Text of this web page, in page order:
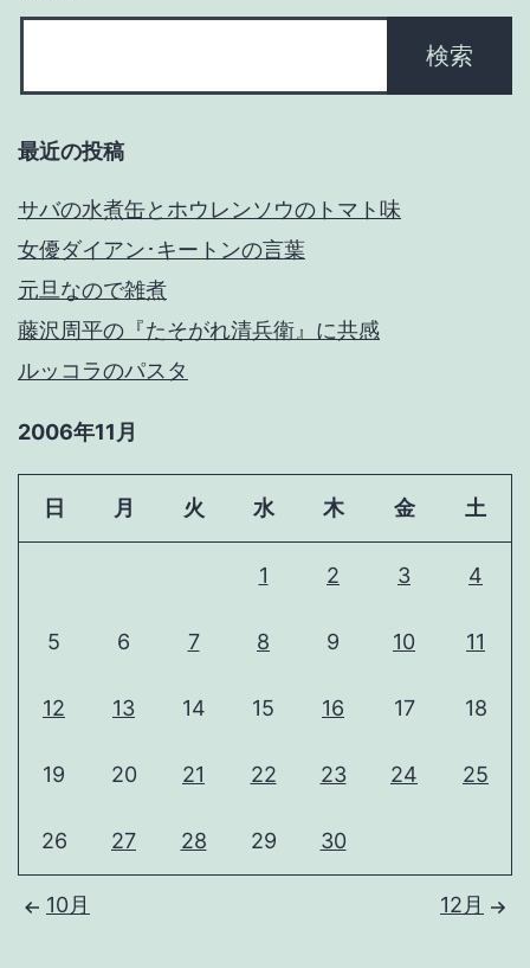
最近の投稿
サバの水煮缶とホウレンソウのトマト味
女優ダイアン･キートンの言葉
元旦なので雑煮
藤沢周平の『たそがれ清兵衛』に共感
ルッコラのパスタ
2006年11月
日 月 火 水 木 金 土
1 2 3 4
5 6 7 8 9 10 11
12 13 14 15 16 17 18
19 20 21 22 23 24 25
26 27 28 29 30
10月 12月